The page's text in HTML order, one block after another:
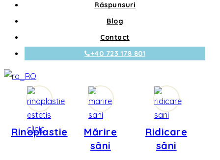
Răspunsuri
Blog
Contact
+40 723 178 801
Rinoplastie
Mărire
sâni
Ridicare
sâni